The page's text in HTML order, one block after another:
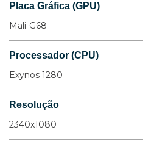
Placa Gráfica (GPU)
Mali-G68
Processador (CPU)
Exynos 1280
Resolução
2340x1080